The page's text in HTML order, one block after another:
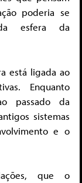
poderia se
da esfera da
está ligada ao
Enquanto
passado da
sistemas
e o
que o